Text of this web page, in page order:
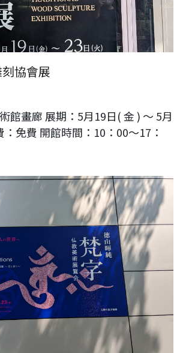
協會展
館畫廊 展期：5月19日( 金 ) 〜 5月
免費 開館時間：10：00～17：